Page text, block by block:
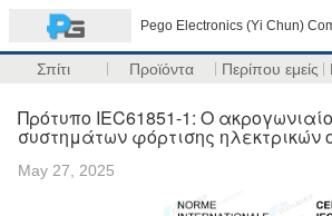
Pego Electronics (Yi Chun)
Σπίτι Προϊόντα Περίπου εμείς
Πρότυπο IEC61851-1: Ο
συστημάτων φόρτισης ηλεκτρικών
May 27, 2025